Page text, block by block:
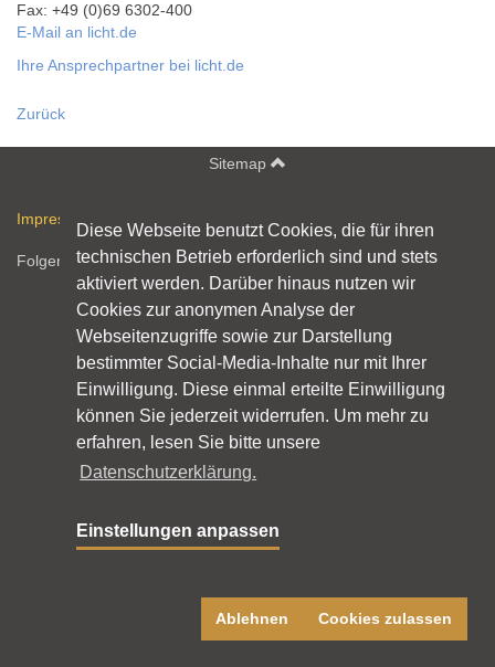
Fax: +49 (0)69 6302-400
E-Mail an licht.de
Ihre Ansprechpartner bei licht.de
Zurück
Sitemap
Impressum
Folgen Sie licht.de:
Diese Webseite benutzt Cookies, die für ihren
technischen Betrieb erforderlich sind und stets
aktiviert werden. Darüber hinaus nutzen wir
Cookies zur anonymen Analyse der
Webseitenzugriffe sowie zur Darstellung
bestimmter Social-Media-Inhalte nur mit Ihrer
Einwilligung. Diese einmal erteilte Einwilligung
können Sie jederzeit widerrufen. Um mehr zu
erfahren, lesen Sie bitte unsere
Datenschutzerklärung.
Einstellungen anpassen
Cookies zulassen
Ablehnen